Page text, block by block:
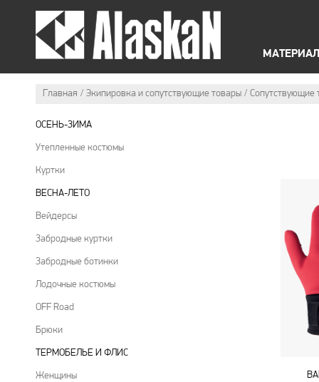
ЛЕТНЯЯ ЭКИПИРОВКА
Главная Экипировка и сопутствующие товары Cопутствующие
ОСЕНЬ-ЗИМА
Утепленные костюмы
Куртки
ВЕСНА-ЛЕТО
Вейдерсы
Забродные куртки
Забродные ботинки
Лодочные костюмы
OFF Road
Брюки
ТЕРМОБЕЛЬЕ И ФЛИС
Женщины